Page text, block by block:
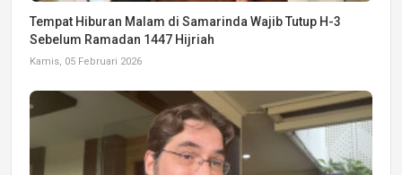
Tempat Hiburan Malam di Samarinda Wajib Tutup H-3
Sebelum Ramadan 1447 Hijriah
Kamis, 05 Februari 2026